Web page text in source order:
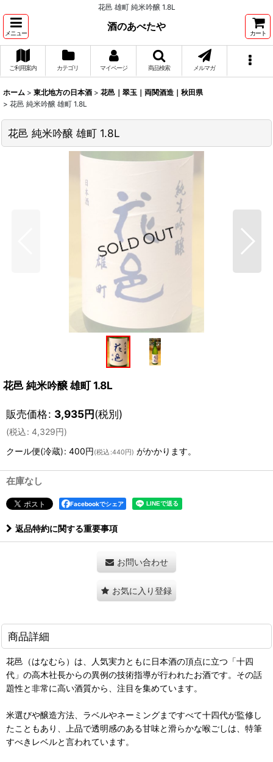
花邑 雄町 純米吟醸 1.8L
メニュー
酒のあべたや
カート
ご利用案内 カテゴリ マイページ 商品検索 メルマガ
ホーム > 東北地方の日本酒 > 花邑｜翠玉｜両関酒造｜秋田県
> 花邑 純米吟醸 雄町 1.8L
花邑 純米吟醸 雄町 1.8L
花邑 純米吟醸 雄町 1.8L
販売価格: 3,935円(税別)
(税込: 4,329円)
クール便(冷蔵): 400円(税込 :440円) がかかります。
在庫なし
Facebookでシェア
返品特約に関する重要事項
お問い合わせ
お気に入り登録
商品詳細
花邑（はなむら）は、人気実力ともに日本酒の頂点に立つ「十四
代」の高木社長からの異例の技術指導が行われたお酒です。その話
題性と非常に高い酒質から、注目を集めています。
米選びや醸造方法、ラベルやネーミングまですべて十四代が監修し
たこともあり、上品で透明感のある甘味と滑らかな喉ごしは、特筆
すべきレベルと言われています。